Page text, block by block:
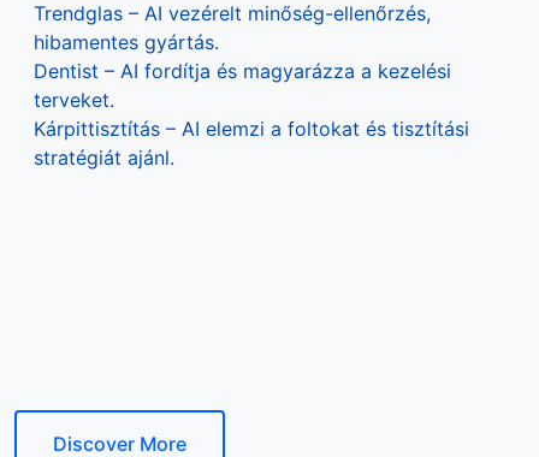
Trendglas – AI vezérelt minőség-ellenőrzés,
hibamentes gyártás.
Dentist – AI fordítja és magyarázza a kezelési
terveket.
Kárpittisztítás – AI elemzi a foltokat és tisztítási
stratégiát ajánl.
Discover More